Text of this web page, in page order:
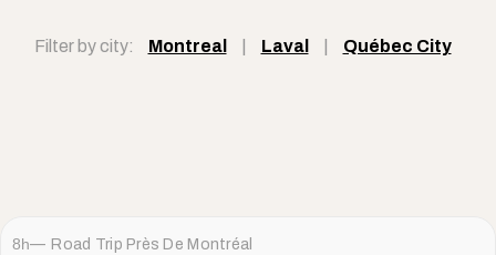
Filter by city: Montreal Laval Québec City
8h Road Trip Près De Montréal